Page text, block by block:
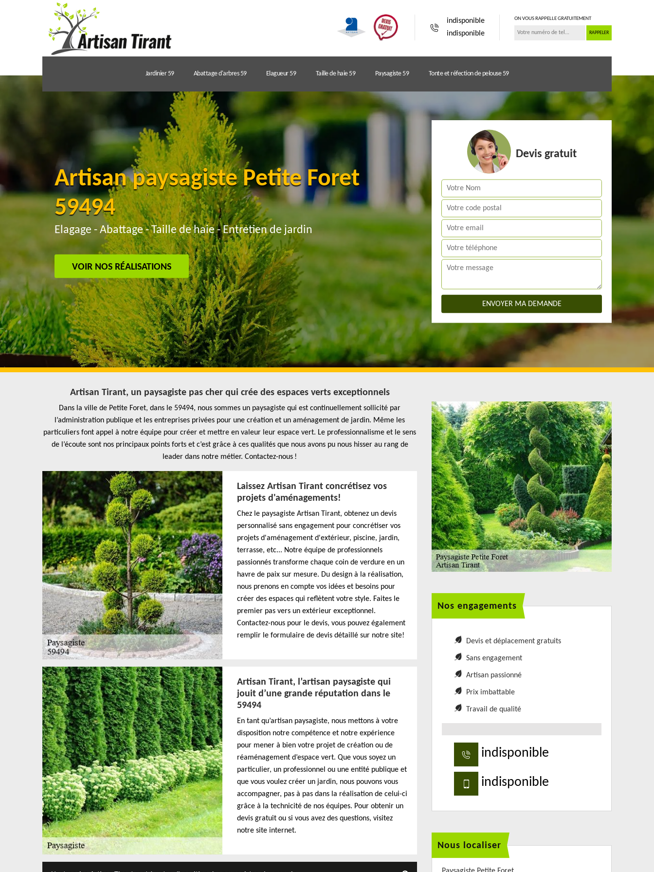
indisponible
indisponible
ON VOUS RAPPELLE GRATUITEMENT
Jardinier 59 Abattage d'arbres 59 Elagueur 59 Taille de haie 59 Paysagiste 59 Tonte et réfection de pelouse 59
Artisan paysagiste Petite Foret
59494
Elagage - Abattage - Taille de haie - Entretien de jardin
VOIR NOS RÉALISATIONS
Devis gratuit
Artisan Tirant, un paysagiste pas cher qui crée des espaces verts exceptionnels
Dans la ville de Petite Foret, dans le 59494, nous sommes un paysagiste qui est continuellement sollicité par
l’administration publique et les entreprises privées pour une création et un aménagement de jardin. Même les
particuliers font appel à notre équipe pour créer et mettre en valeur leur espace vert. Le professionnalisme et le sens
de l’écoute sont nos principaux points forts et c’est grâce à ces qualités que nous avons pu nous hisser au rang de
leader dans notre métier. Contactez-nous !
Laissez Artisan Tirant concrétisez vos
projets d'aménagements!
Chez le paysagiste Artisan Tirant, obtenez un devis
personnalisé sans engagement pour concrétiser vos
projets d'aménagement d'extérieur, piscine, jardin,
terrasse, etc... Notre équipe de professionnels
passionnés transforme chaque coin de verdure en un
havre de paix sur mesure. Du design à la réalisation,
nous prenons en compte vos idées et besoins pour
créer des espaces qui reflètent votre style. Faites le
premier pas vers un extérieur exceptionnel.
Contactez-nous pour le devis, vous pouvez également
remplir le formulaire de devis détaillé sur notre site!
Artisan Tirant, l’artisan paysagiste qui
jouit d’une grande réputation dans le
59494
En tant qu’artisan paysagiste, nous mettons à votre
disposition notre compétence et notre expérience
pour mener à bien votre projet de création ou de
réaménagement d’espace vert. Que vous soyez un
particulier, un professionnel ou une entité publique et
que vous voulez créer un jardin, nous pouvons vous
accompagner, pas à pas dans la réalisation de celui-ci
grâce à la technicité de nos équipes. Pour obtenir un
devis gratuit ou si vous avez des questions, visitez
notre site internet.
Nos engagements
Devis et déplacement gratuits
Sans engagement
Artisan passionné
Prix imbattable
Travail de qualité
indisponible
indisponible
Nous localiser